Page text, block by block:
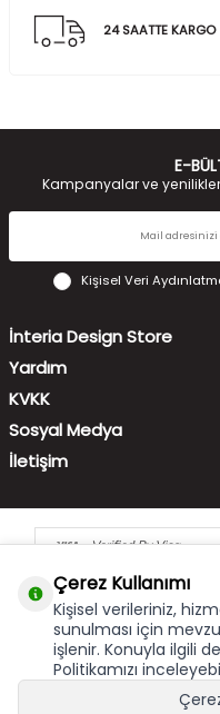
24 SAATTE KARGO
E-
Kampanyalar ve
Kişisel Veri
İnteria Design Store
Yardım
KVKK
Sosyal Medya
İletişim
Çerez Kullanımı
Bu site size en iyi alışveriş
kullanmaktadır.
Çerez Kullanımı
Kişisel verileriniz,
sunulması için
işlenir. Konuyla ilgili
Politikamızı